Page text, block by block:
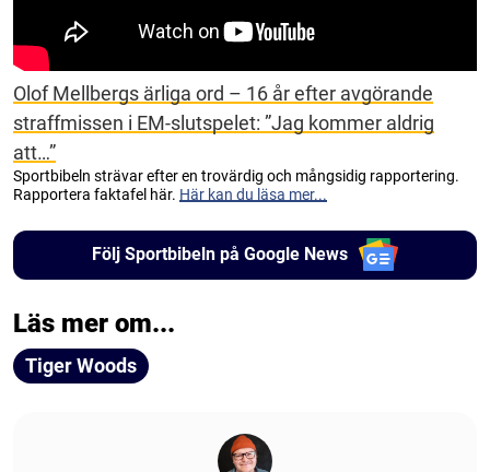
Olof Mellbergs ärliga ord – 16 år efter avgörande
straffmissen i EM-slutspelet: ”Jag kommer aldrig
att…”
Sportbibeln strävar efter en trovärdig och mångsidig rapportering.
Rapportera faktafel här. Här kan du läsa mer...
Följ Sportbibeln på Google News
Läs mer om...
Tiger Woods